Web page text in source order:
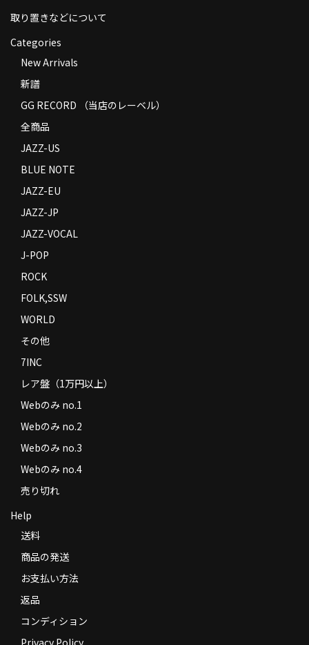
取り置きなどについて
Categories
New Arrivals
新譜
GG RECORD （当店のレーベル）
全商品
JAZZ-US
BLUE NOTE
JAZZ-EU
JAZZ-JP
JAZZ-VOCAL
J-POP
ROCK
FOLK,SSW
WORLD
その他
7INC
レア盤（1万円以上）
Webのみ no.1
Webのみ no.2
Webのみ no.3
Webのみ no.4
売り切れ
Help
送料
商品の発送
お支払い方法
返品
コンディション
Privacy Policy